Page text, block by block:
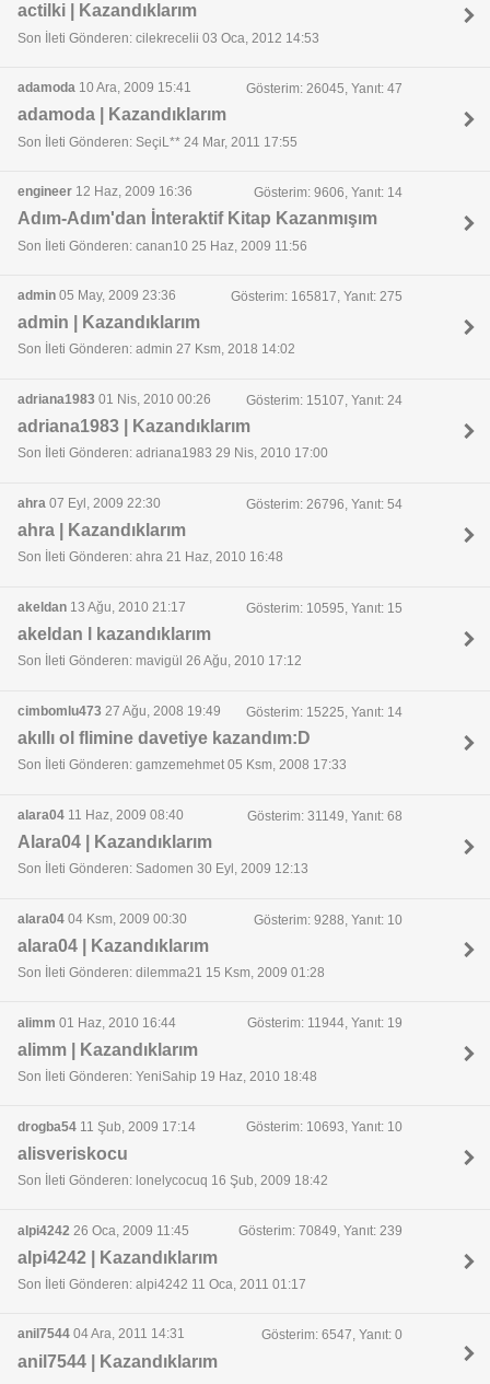
actilki | Kazandıklarım
Son İleti Gönderen: cilekrecelii 03 Oca, 2012 14:53
adamoda 10 Ara, 2009 15:41 Gösterim: 26045, Yanıt: 47
adamoda | Kazandıklarım
Son İleti Gönderen: SeçiL** 24 Mar, 2011 17:55
engineer 12 Haz, 2009 16:36 Gösterim: 9606, Yanıt: 14
Adım-Adım'dan İnteraktif Kitap Kazanmışım
Son İleti Gönderen: canan10 25 Haz, 2009 11:56
admin 05 May, 2009 23:36 Gösterim: 165817, Yanıt: 275
admin | Kazandıklarım
Son İleti Gönderen: admin 27 Ksm, 2018 14:02
adriana1983 01 Nis, 2010 00:26 Gösterim: 15107, Yanıt: 24
adriana1983 | Kazandıklarım
Son İleti Gönderen: adriana1983 29 Nis, 2010 17:00
ahra 07 Eyl, 2009 22:30 Gösterim: 26796, Yanıt: 54
ahra | Kazandıklarım
Son İleti Gönderen: ahra 21 Haz, 2010 16:48
akeldan 13 Ağu, 2010 21:17 Gösterim: 10595, Yanıt: 15
akeldan l kazandıklarım
Son İleti Gönderen: mavigül 26 Ağu, 2010 17:12
cimbomlu473 27 Ağu, 2008 19:49 Gösterim: 15225, Yanıt: 14
akıllı ol flimine davetiye kazandım:D
Son İleti Gönderen: gamzemehmet 05 Ksm, 2008 17:33
alara04 11 Haz, 2009 08:40 Gösterim: 31149, Yanıt: 68
Alara04 | Kazandıklarım
Son İleti Gönderen: Sadomen 30 Eyl, 2009 12:13
alara04 04 Ksm, 2009 00:30 Gösterim: 9288, Yanıt: 10
alara04 | Kazandıklarım
Son İleti Gönderen: dilemma21 15 Ksm, 2009 01:28
alimm 01 Haz, 2010 16:44 Gösterim: 11944, Yanıt: 19
alimm | Kazandıklarım
Son İleti Gönderen: YeniSahip 19 Haz, 2010 18:48
drogba54 11 Şub, 2009 17:14 Gösterim: 10693, Yanıt: 10
alisveriskocu
Son İleti Gönderen: lonelycocuq 16 Şub, 2009 18:42
alpi4242 26 Oca, 2009 11:45 Gösterim: 70849, Yanıt: 239
alpi4242 | Kazandıklarım
Son İleti Gönderen: alpi4242 11 Oca, 2011 01:17
anil7544 04 Ara, 2011 14:31 Gösterim: 6547, Yanıt: 0
anil7544 | Kazandıklarım